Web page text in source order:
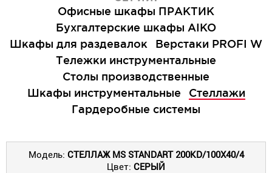
Офисные шкафы ПРАКТИК
Бухгалтерские шкафы AIKO
Шкафы для раздевалок
Верстаки PROFI W
Тележки инструментальные
Столы производственные
Шкафы инструментальные
Стеллажи
Гардеробные системы
Модель: СТЕЛЛАЖ MS STANDART 200KD/100X40/4
Цвет: СЕРЫЙ